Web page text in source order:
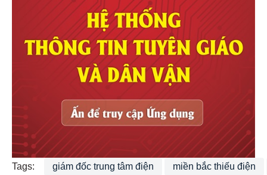
Tags: giám đốc trung tâm điện miền bắc thiếu điện